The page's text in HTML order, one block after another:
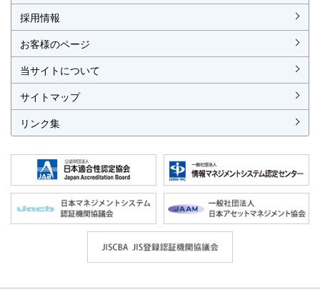
採用情報
お客様のページ
当サイトについて
サイトマップ
リンク集